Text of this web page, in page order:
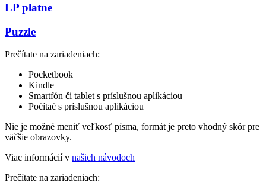
LP platne
Puzzle
Prečítate na zariadeniach:
Pocketbook
Kindle
Smartfón či tablet s príslušnou aplikáciou
Počítač s príslušnou aplikáciou
Nie je možné meniť veľkosť písma, formát je preto vhodný skôr pre
väčšie obrazovky.
Viac informácií v našich návodoch
Prečítate na zariadeniach: